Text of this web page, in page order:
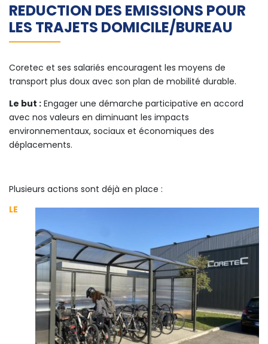
REDUCTION DES EMISSIONS POUR
LES TRAJETS DOMICILE/BUREAU
Coretec et ses salariés encouragent les moyens de
transport plus doux avec son plan de mobilité durable.
Le but : Engager une démarche participative en accord
avec nos valeurs en diminuant les impacts
environnementaux, sociaux et économiques des
déplacements.
Plusieurs actions sont déjà en place :
LE